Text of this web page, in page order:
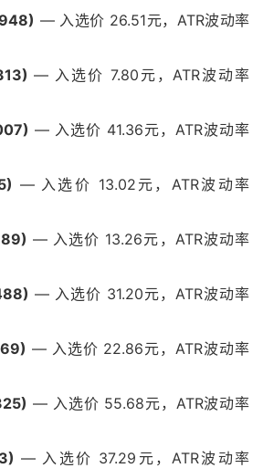
— 入选价 26.51元，ATR波动率
— 入选价 7.80元，ATR波动率
— 入选价 41.36元，ATR波动率
— 入选价 13.02元，ATR波动率
— 入选价 13.26元，ATR波动率
— 入选价 31.20元，ATR波动率
— 入选价 22.86元，ATR波动率
— 入选价 55.68元，ATR波动率
— 入选价 37.29元，ATR波动率